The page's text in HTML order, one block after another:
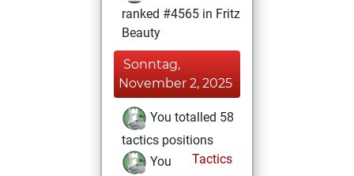
ranked #4565 in Fritz
Beauty
Sonntag,
November 2, 2025
You totalled 58
tactics positions
Tactics
You